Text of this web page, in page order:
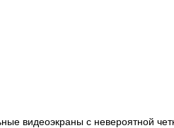
видеоэкраны с невероятной